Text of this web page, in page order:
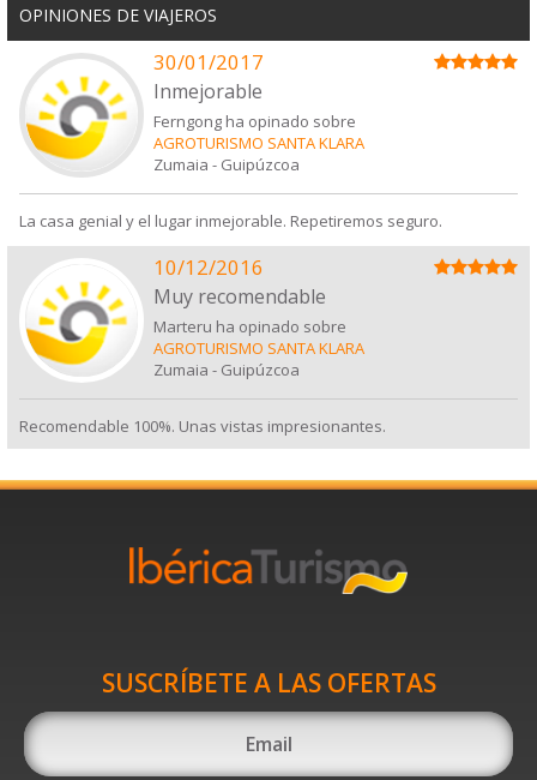
OPINIONES DE VIAJEROS
30/01/2017
Inmejorable
Ferngong ha opinado sobre
AGROTURISMO SANTA KLARA
Zumaia - Guipúzcoa
La casa genial y el lugar inmejorable. Repetiremos seguro.
10/12/2016
Muy recomendable
Marteru ha opinado sobre
AGROTURISMO SANTA KLARA
Zumaia - Guipúzcoa
Recomendable 100%. Unas vistas impresionantes.
SUSCRÍBETE A LAS OFERTAS